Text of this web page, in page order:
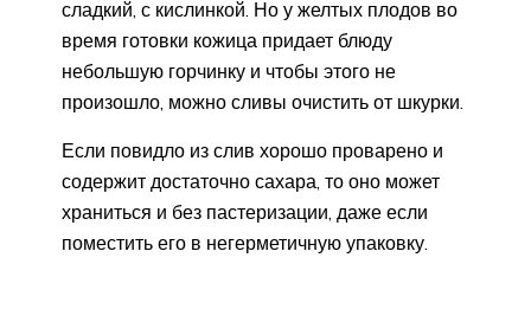
сладкий, с кислинкой. Но у желтых плодов во
время готовки кожица придает блюду
небольшую горчинку и чтобы этого не
произошло, можно сливы очистить от шкурки.
Если повидло из слив хорошо проварено и
содержит достаточно сахара, то оно может
храниться и без пастеризации, даже если
поместить его в негерметичную упаковку.